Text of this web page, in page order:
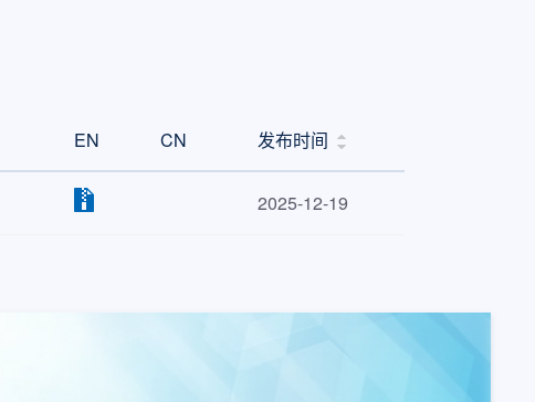
EN CN 发布时间
2025-12-19